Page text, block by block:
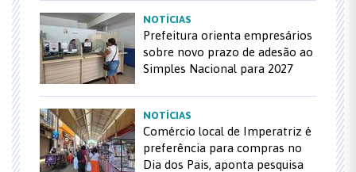
NOTÍCIAS
Prefeitura orienta empresários
sobre novo prazo de adesão ao
Simples Nacional para 2027
NOTÍCIAS
Comércio local de Imperatriz é
preferência para compras no
Dia dos Pais, aponta pesquisa